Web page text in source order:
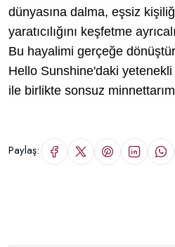
dünyasına dalma, eşsiz
yaratıcılığını keşfetme
Bu hayalimi gerçeğe
Hello Sunshine'daki
ile birlikte sonsuz
Paylaş: